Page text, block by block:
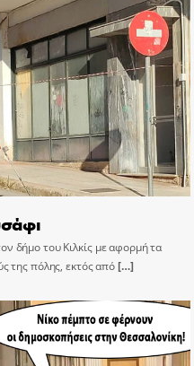
δήμο του Κιλκίς με αφορμή τα
της πόλης, εκτός από[…]